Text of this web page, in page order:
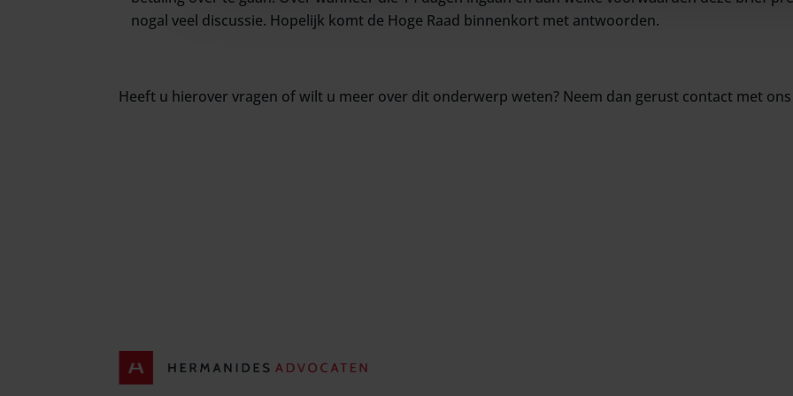
nogal veel discussie. Hopelijk komt de Hoge Raad binnenkort met antwoorden.
Heeft u hierover vragen of wilt u meer over dit onderwerp weten? Neem dan gerust contact met